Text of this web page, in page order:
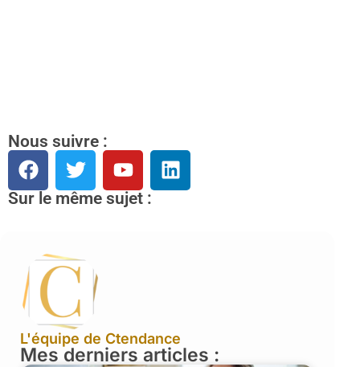
Nous suivre :
Sur le même sujet :
L'équipe de Ctendance
Mes derniers articles :